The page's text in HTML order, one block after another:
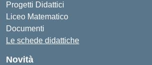
Progetti Didattici
Liceo Matematico
Documenti
Le schede didattiche
Novità